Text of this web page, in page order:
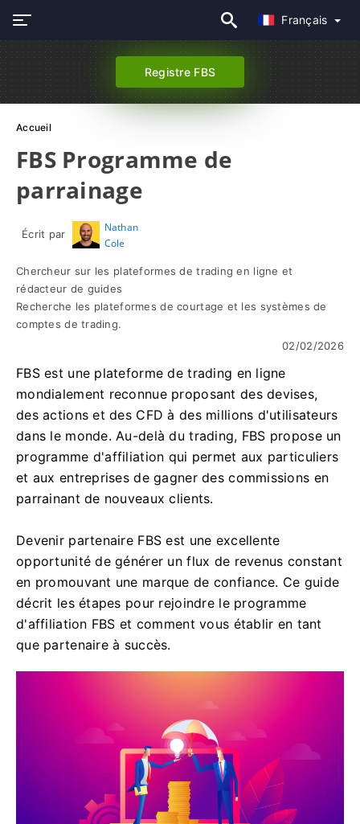
Français
Registre FBS
Accueil
FBS Programme de
parrainage
Écrit par
Nathan
Cole
Chercheur sur les plateformes de trading en ligne et
rédacteur de guides
Recherche les plateformes de courtage et les systèmes de
comptes de trading.
02/02/2026
FBS est une plateforme de trading en ligne
mondialement reconnue proposant des devises,
des actions et des CFD à des millions d'utilisateurs
dans le monde. Au-delà du trading, FBS propose un
programme d'affiliation qui permet aux particuliers
et aux entreprises de gagner des commissions en
parrainant de nouveaux clients.
Devenir partenaire FBS est une excellente
opportunité de générer un flux de revenus constant
en promouvant une marque de confiance. Ce guide
décrit les étapes pour rejoindre le programme
d'affiliation FBS et comment vous établir en tant
que partenaire à succès.